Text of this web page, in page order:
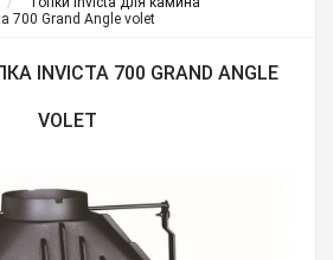
700 Grand Angle volet
INVICTA 700 GRAND ANGLE
VOLET